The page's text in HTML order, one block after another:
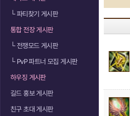
└파티찾기 게시판
통합 전장 게시판
└전쟁모드 게시판
└PvP 파트너 모집 게시판
하우징 게시판
길드 홍보 게시판
친구 초대 게시판